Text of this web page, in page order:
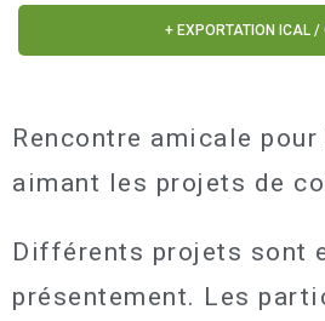
+ EXPORTATION ICAL /
Rencontre amicale
aimant les projets de
Différents projets sont
présentement. Les